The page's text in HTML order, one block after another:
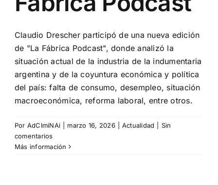
Claudio Drescher participó de una nueva edición
de "La Fábrica Podcast", donde analizó la
situación actual de la industria de la indumentaria
argentina y de la coyuntura económica y política
del país: falta de consumo, desempleo, situación
macroeconómica, reforma laboral, entre otros.
Por AdCImiNAi marzo 16, 2026 Actualidad
Sin
comentarios
Más información